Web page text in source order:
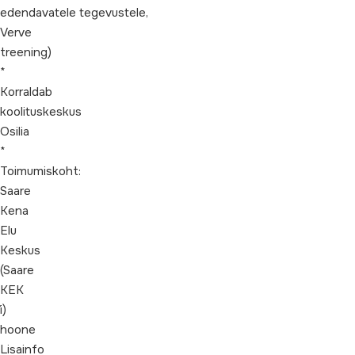
edendavatele tegevustele,
Verve
treening)
*
Korraldab
koolituskeskus
Osilia
*
Toimumiskoht:
Saare
Kena
Elu
Keskus
(Saare
KEK
´i)
hoone
Lisainfo